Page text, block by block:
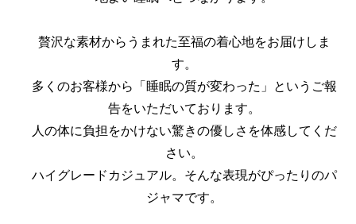
贅沢な素材からうまれた至福の着心地をお届けしま
す。
多くのお客様から「睡眠の質が変わった」というご報
告をいただいております。
人の体に負担をかけない驚きの優しさを体感してくだ
さい。
ハイグレードカジュアル。そんな表現がぴったりのパ
ジャマです。